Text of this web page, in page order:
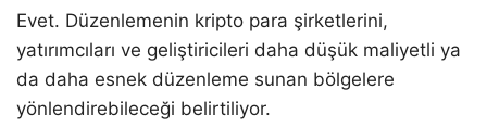
Evet. Düzenlemenin kripto para şirketlerini,
yatırımcıları ve geliştiricileri daha düşük maliyetli ya
da daha esnek düzenleme sunan bölgelere
yönlendirebileceği belirtiliyor.